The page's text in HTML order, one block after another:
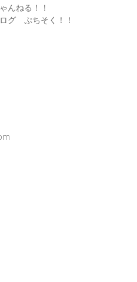
んねる！！
グ ぷちそく！！